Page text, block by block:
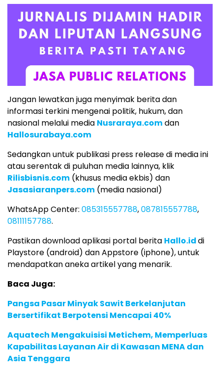
Jangan lewatkan juga menyimak berita dan
informasi terkini mengenai politik, hukum, dan
nasional melalui media Nusraraya.comdan
Hallosurabaya.com
Sedangkan untuk publikasi press release di media ini
atau serentak di puluhan media lainnya, klik
Rilisbisnis.com (khusus media ekbis) dan
Jasasiaranpers.com (media nasional)
WhatsApp Center: 085315557788,087815557788,
08111157788.
Pastikan download aplikasi portal berita Hallo.iddi
Playstore (android) dan Appstore (iphone), untuk
mendapatkan aneka artikel yang menarik.
Baca Juga:
Pangsa Pasar Minyak Sawit Berkelanjutan
Bersertifikat Berpotensi Mencapai 40%
Aquatech Mengakuisisi Metichem, Memperluas
Kapabilitas Layanan Air di Kawasan MENA dan
Asia Tenggara